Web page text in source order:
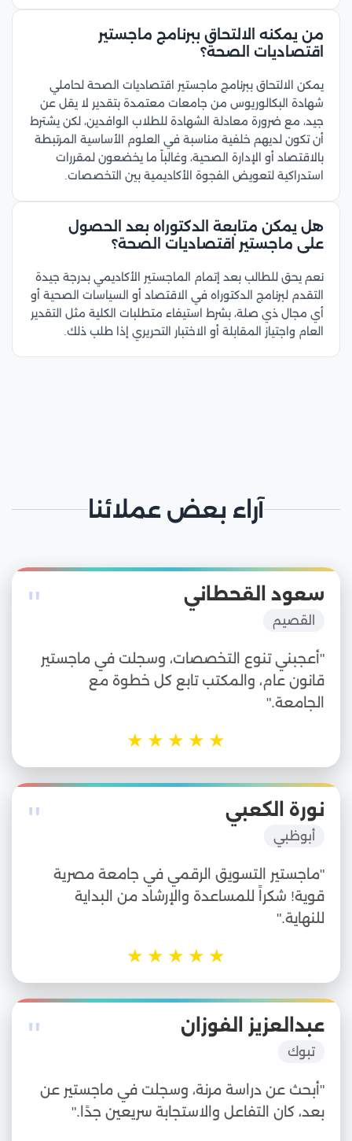
من يمكنه الالتحاق ببرنامج ماجستير
اقتصاديات الصحة؟
يمكن الالتحاق ببرنامج ماجستير اقتصاديات الصحة لحاملي
شهادة البكالوريوس من جامعات معتمدة بتقدير لا يقل عن
جيد، مع ضرورة معادلة الشهادة للطلاب الوافدين، لكن يشترط
أن تكون لديهم خلفية مناسبة في العلوم الأساسية المرتبطة
بالاقتصاد أو الإدارة الصحية، وغالباً ما يخضعون لمقررات
استدراكية لتعويض الفجوة الأكاديمية بين التخصصات.
هل يمكن متابعة الدكتوراه بعد الحصول
على ماجستير اقتصاديات الصحة؟
نعم يحق للطالب بعد إتمام الماجستير الأكاديمي بدرجة جيدة
التقدم لبرنامج الدكتوراه في الاقتصاد أو السياسات الصحية أو
أي مجال ذي صلة، بشرط استيفاء متطلبات الكلية مثل التقدير
العام واجتياز المقابلة أو الاختبار التحريري إذا طلب ذلك.
آراء بعض عملائنا
" سعود القحطاني
القصيم
"أعجبني تنوع التخصصات، وسجلت في ماجستير
قانون عام، والمكتب تابع كل خطوة مع
الجامعة."
★
★
★
★
★
" نورة الكعبي
أبوظبي
"ماجستير التسويق الرقمي في جامعة مصرية
قوية! شكراً للمساعدة والإرشاد من البداية
للنهاية."
★
★
★
★
★
" عبدالعزيز الفوزان
تبوك
"أبحث عن دراسة مرنة، وسجلت في ماجستير عن
بعد، كان التفاعل والاستجابة سريعين جدًا."